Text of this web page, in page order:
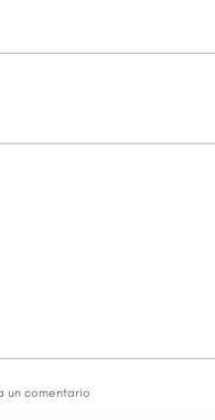
un comentario